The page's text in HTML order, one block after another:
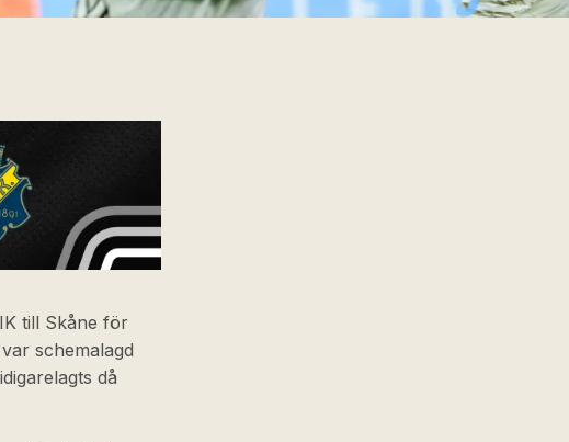
till Skåne för
schemalagd
då